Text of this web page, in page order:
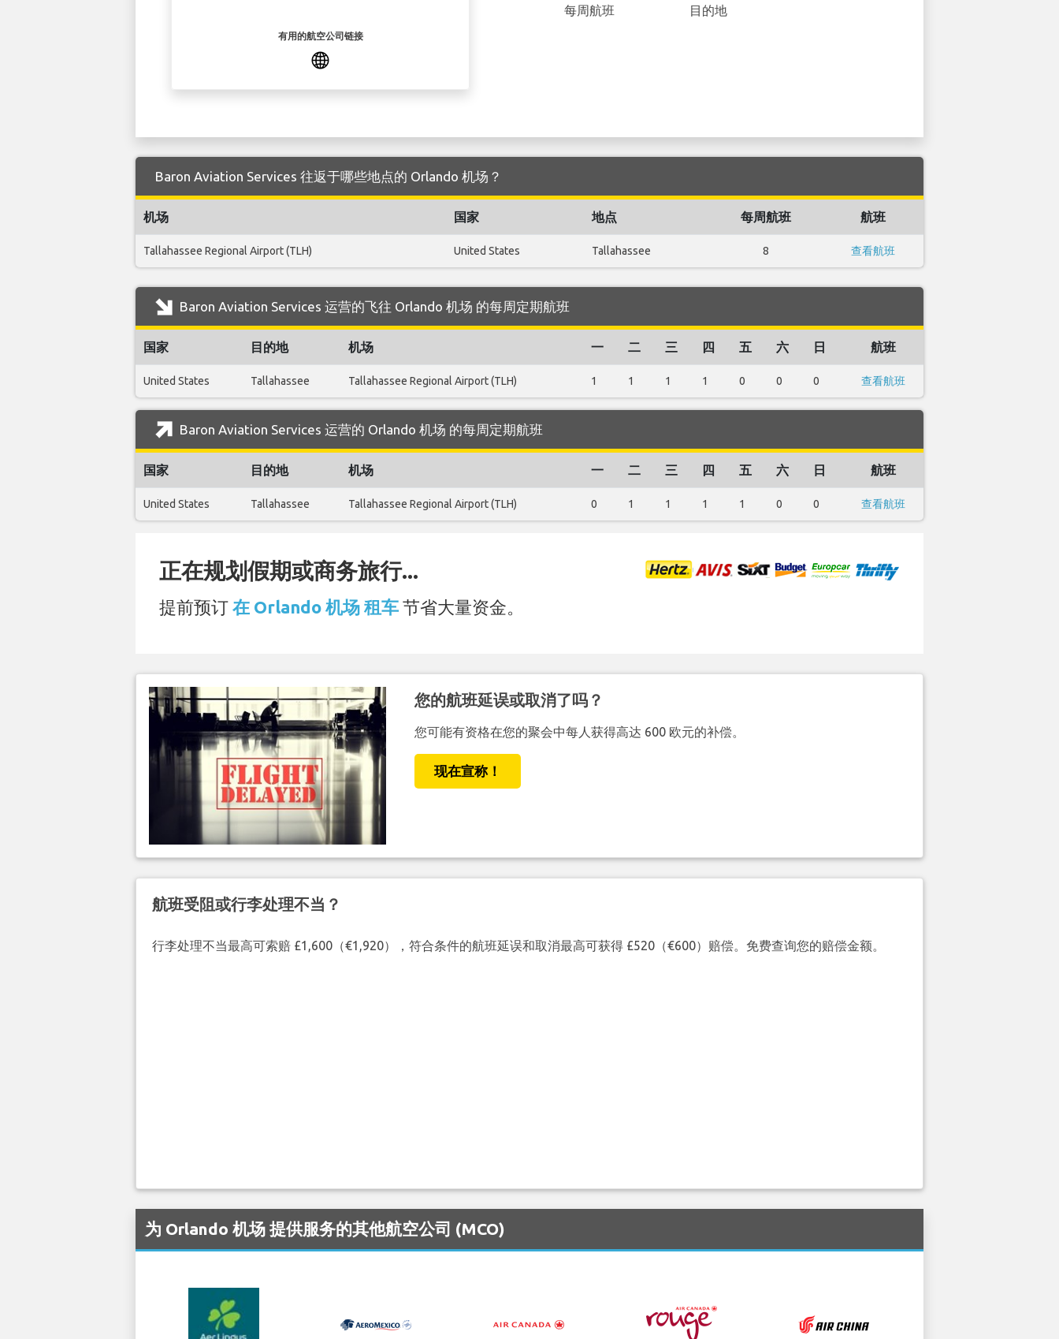
有用的航空公司链接
每周航班 目的地
Baron Aviation Services 往返于哪些地点的 Orlando 机场？
机场 国家 地点 每周航班 航班
Tallahassee Regional Airport (TLH) United States Tallahassee 8 查看航班
Baron Aviation Services 运营的飞往 Orlando 机场 的每周定期航班
国家 目的地 机场 一 二 三 四 五 六 日 航班
United States Tallahassee Tallahassee Regional Airport (TLH) 1 1 1 1 0 0 0 查看航班
Baron Aviation Services 运营的 Orlando 机场 的每周定期航班
国家 目的地 机场 一 二 三 四 五 六 日 航班
United States Tallahassee Tallahassee Regional Airport (TLH) 0 1 1 1 1 0 0 查看航班
正在规划假期或商务旅行...
提前预订 在 Orlando 机场 租车 节省大量资金。
您的航班延误或取消了吗？
您可能有资格在您的聚会中每人获得高达 600 欧元的补偿。
现在宣称！
航班受阻或行李处理不当？
行李处理不当最高可索赔 £1,600（€1,920），符合条件的航班延误和取消最高可获得 £520（€600）赔偿。免费查询您的赔偿金额。
为 Orlando 机场 提供服务的其他航空公司 (MCO)